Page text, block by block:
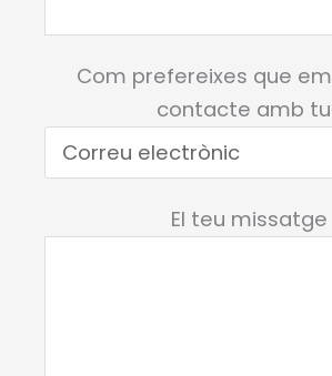
Com prefereixes que
contacte amb
Deixeu aquest camp buit.
El teu missatge